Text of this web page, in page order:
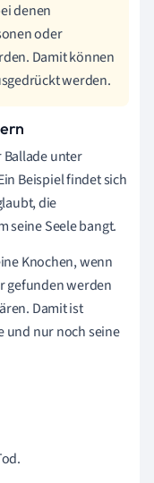
denen
oder
Damit können
werden.
unter
Beispiel findet sich
die
seine Seele bangt.
Knochen, wenn
gefunden werden
Damit ist
und nur noch seine